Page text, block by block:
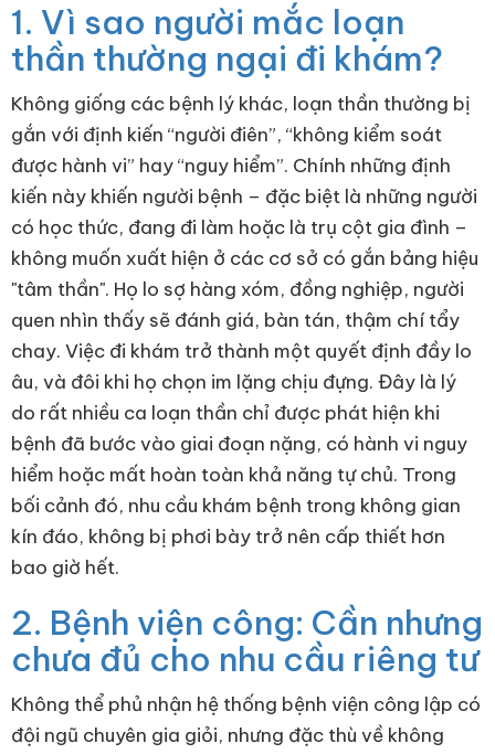
1. Vì sao người mắc loạn
thần thường ngại đi khám?
Không giống các bệnh lý khác, loạn thần thường bị
gắn với định kiến “người điên”, “không kiểm soát
được hành vi” hay “nguy hiểm”. Chính những định
kiến này khiến người bệnh – đặc biệt là những người
có học thức, đang đi làm hoặc là trụ cột gia đình –
không muốn xuất hiện ở các cơ sở có gắn bảng hiệu
"tâm thần". Họ lo sợ hàng xóm, đồng nghiệp, người
quen nhìn thấy sẽ đánh giá, bàn tán, thậm chí tẩy
chay. Việc đi khám trở thành một quyết định đầy lo
âu, và đôi khi họ chọn im lặng chịu đựng. Đây là lý
do rất nhiều ca loạn thần chỉ được phát hiện khi
bệnh đã bước vào giai đoạn nặng, có hành vi nguy
hiểm hoặc mất hoàn toàn khả năng tự chủ. Trong
bối cảnh đó, nhu cầu khám bệnh trong không gian
kín đáo, không bị phơi bày trở nên cấp thiết hơn
bao giờ hết.
2. Bệnh viện công: Cần nhưng
chưa đủ cho nhu cầu riêng tư
Không thể phủ nhận hệ thống bệnh viện công lập có
đội ngũ chuyên gia giỏi, nhưng đặc thù về không